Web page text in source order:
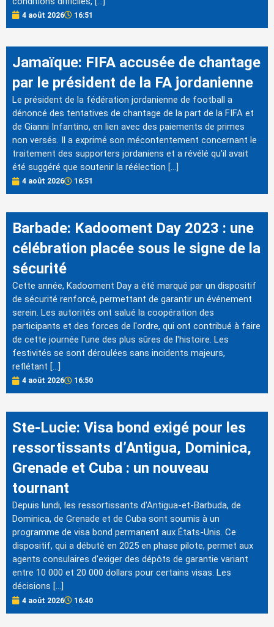
4 août 2026 16:51
Jamaïque: FIFA accusée de chantage
par le président de la FA jordanienne
Le président de la fédération jordanienne de football a
dénoncé des tentatives de chantage de la part de la FIFA et
de Gianni Infantino, en lien avec des paiements de primes
non versés. Il a exprimé son mécontentement concernant le
traitement des supporters jordaniens et a révélé qu'il avait
été suggéré que soutenir la réélection […]
4 août 2026 16:51
Barbade: Kadooment Day 2023 : une
célébration placée sous le signe de la
sécurité
Cette année, Kadooment Day a été marqué par un dispositif
de sécurité renforcé, permettant de garantir un événement
serein. Les autorités ont salué la coopération des
participants et des forces de l'ordre, qui ont contribué à faire
de cette journée l'une des plus sûres de l'histoire. Les
festivités se sont déroulées sans incidents majeurs,
reflétant […]
4 août 2026 16:50
Ste-Lucie: Visa bond exigé pour les
ressortissants d’Antigua, Dominica,
Grenade et Cuba : un nouveau
tournant
Depuis lundi, les ressortissants d'Antigua-et-Barbuda, de
Dominica, de Grenade et de Cuba sont soumis à un
programme de visa bond permanent aux États-Unis. Ce
dispositif, qui a débuté en 2025 en phase pilote, permet aux
agents consulaires d'exiger des dépôts de garantie variant
entre 10 000 et 20 000 dollars pour certains visas. Les
décisions […]
4 août 2026 16:40